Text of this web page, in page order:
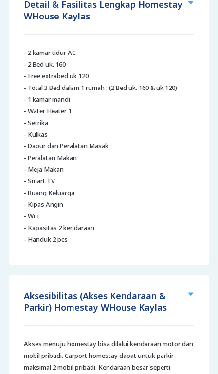
Detail & Fasilitas Lengkap Homestay
WHouse Kaylas
- 2 kamar tidur AC
- 2 Bed uk. 160
- Free extrabed uk 120
- Total 3 Bed dalam 1 rumah : (2 Bed uk. 160 & uk.120)
- 1 kamar mandi
- Water Heater 1
- Setrika
- Kulkas
- Dapur dan Peralatan Masak
- Peralatan Makan
- Meja Makan
- Smart TV
- Ruang Keluarga
- Kipas Angin
- Wifi
- Kapasitas 2 kendaraan
- Handuk 2 pcs
Aksesibilitas (Akses Kendaraan &
Parkir) Homestay WHouse Kaylas
Akses menuju homestay bisa dilalui kendaraan motor dan
mobil pribadi. Carport homestay dapat untuk parkir
maksimal 2 mobil pribadi. Kendaraan besar seperti